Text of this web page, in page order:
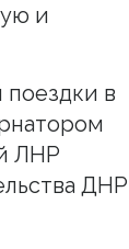
и
поездки в
ЛНР
ДНР